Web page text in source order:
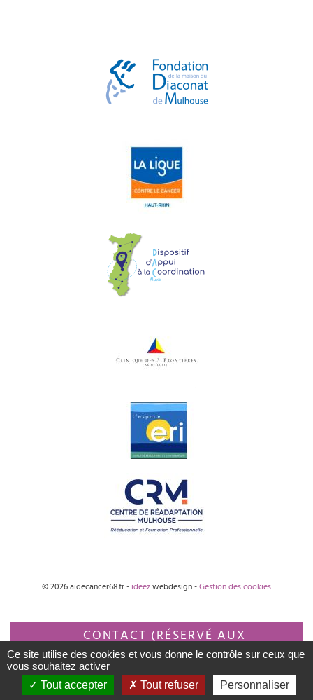
© 2026 aidecancer68.fr - ideezwebdesign -Gestion des cookies
CONTACT (RÉSERVÉ AUX
PROFESSIONNELS)
Ce site utilise des cookies et vous donne le contrôle sur ceux que
vous souhaitez activer
Tout accepter
Tout refuser Personnaliser